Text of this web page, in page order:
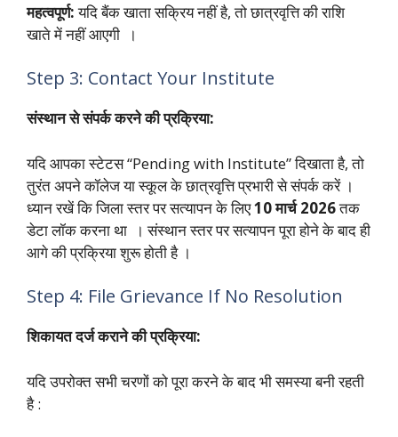
महत्वपूर्ण:यदि बैंक खाता सक्रिय नहीं है, तो छात्रवृत्ति की राशि
खाते में नहीं आएगी ।
Step 3: Contact Your Institute
संस्थान से संपर्क करने की प्रक्रिया:
यदि आपका स्टेटस “Pending with Institute” दिखाता है, तो
तुरंत अपने कॉलेज या स्कूल के छात्रवृत्ति प्रभारी से संपर्क करें ।
ध्यान रखें कि जिला स्तर पर सत्यापन के लिए10 मार्च 2026तक
डेटा लॉक करना था । संस्थान स्तर पर सत्यापन पूरा होने के बाद ही
आगे की प्रक्रिया शुरू होती है ।
Step 4: File Grievance If No Resolution
शिकायत दर्ज कराने की प्रक्रिया:
यदि उपरोक्त सभी चरणों को पूरा करने के बाद भी समस्या बनी रहती
है :